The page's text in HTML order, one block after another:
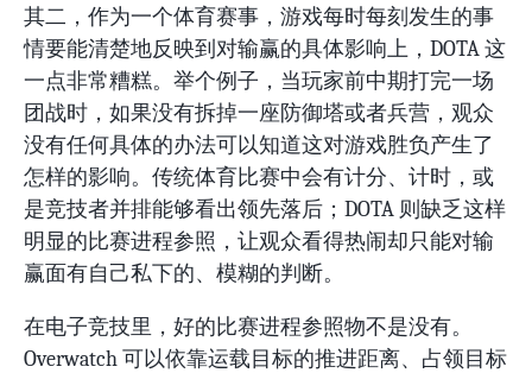
其二，作为一个体育赛事，游戏每时每刻发生的事
情要能清楚地反映到对输赢的具体影响上，DOTA 这
一点非常糟糕。举个例子，当玩家前中期打完一场
团战时，如果没有拆掉一座防御塔或者兵营，观众
没有任何具体的办法可以知道这对游戏胜负产生了
怎样的影响。传统体育比赛中会有计分、计时，或
是竞技者并排能够看出领先落后；DOTA 则缺乏这样
明显的比赛进程参照，让观众看得热闹却只能对输
赢面有自己私下的、模糊的判断。
在电子竞技里，好的比赛进程参照物不是没有。
Overwatch 可以依靠运载目标的推进距离、占领目标